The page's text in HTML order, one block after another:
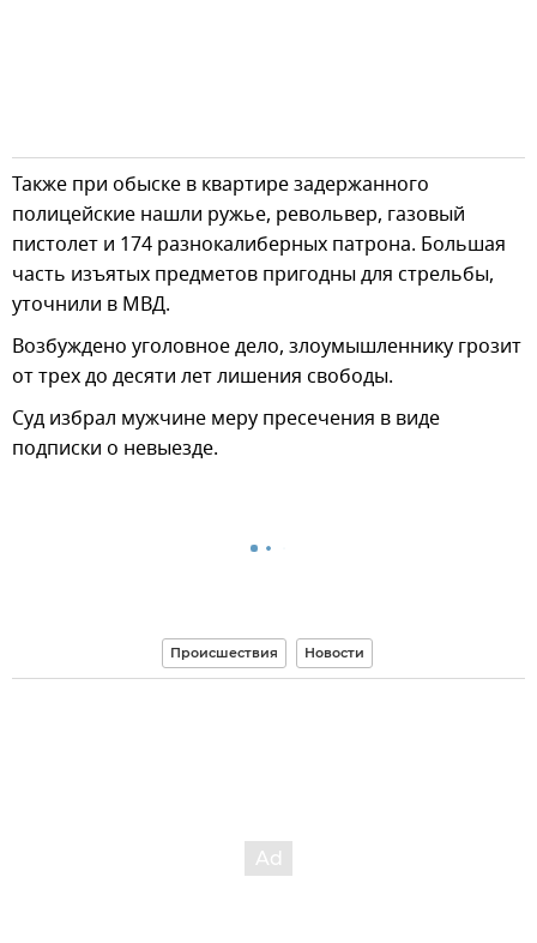
Также при обыске в квартире задержанного
полицейские нашли ружье, револьвер, газовый
пистолет и 174 разнокалиберных патрона. Большая
часть изъятых предметов пригодны для стрельбы,
уточнили в МВД.
Возбуждено уголовное дело, злоумышленнику грозит
от трех до десяти лет лишения свободы.
Суд избрал мужчине меру пресечения в виде
подписки о невыезде.
Происшествия Новости